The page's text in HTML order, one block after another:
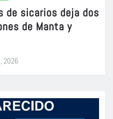
de sicarios deja dos
de Manta y
2026